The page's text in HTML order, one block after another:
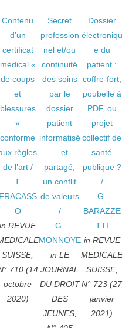
Contenu
d’un
certificat
médical «
de coups
et
blessures
»
conforme
règles
de l’art/
T.
FRACASS
O
in REVUE
SUISSE,
710 (14
octobre
2020)
Secret
profession
nel et/ou
continuité
des soins
par le
dossier
patient
informatisé
... et
partagé,
un conflit
de valeurs
/
G.
MONNOYE
in LE
JOURNAL
DU DROIT
DES
JEUNES,
Dossier
électroniqu
e du
patient :
coffre-fort,
poubelle à
PDF, ou
projet
collectif de
santé
publique ?
/
G.
BARAZZE
TTI
in REVUE
MEDICALE
SUISSE,
N° 723 (27
janvier
2021)